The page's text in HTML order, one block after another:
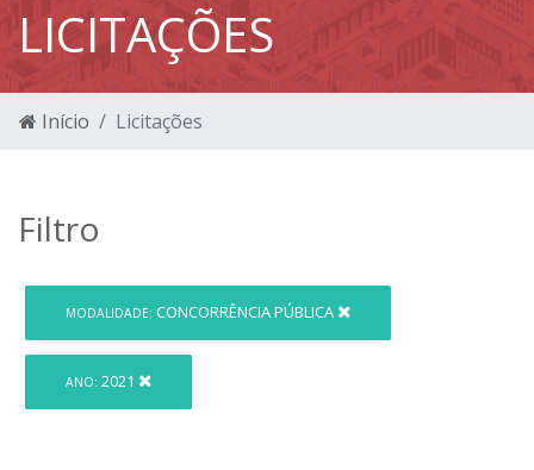
LICITAÇÕES
Início Licitações
Filtro
MODALIDADE: CONCORRÊNCIA PÚBLICA
ANO: 2021